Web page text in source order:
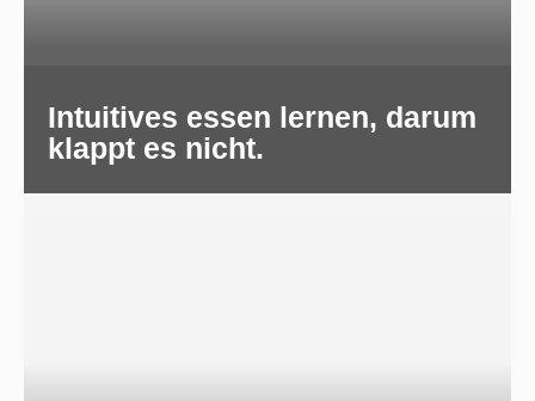
Intuitives essen lernen, darum
klappt es nicht.